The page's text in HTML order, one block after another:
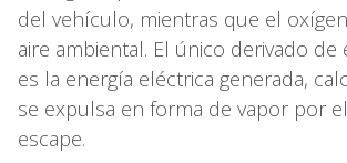
del vehículo, mientras que el
aire ambiental. El único derivado de
es la energía eléctrica generada,
se expulsa en forma de vapor por
escape.